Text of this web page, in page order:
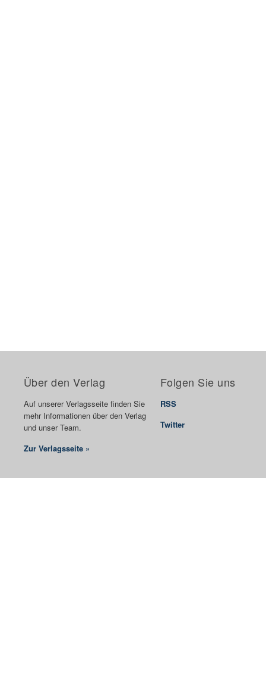
Über den Verlag
Auf unserer Verlagsseite finden Sie
mehr Informationen über den Verlag
und unser Team.
Zur Verlagsseite »
Folgen Sie uns
RSS
Twitter